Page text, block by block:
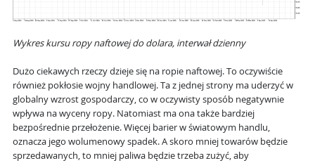
Wykres kursu ropy naftowej do dolara, interwał dzienny
Dużo ciekawych rzeczy dzieje się na ropie naftowej. To oczywiście
również pokłosie wojny handlowej. Ta z jednej strony ma uderzyć w
globalny wzrost gospodarczy, co w oczywisty sposób negatywnie
wpływa na wyceny ropy. Natomiast ma ona także bardziej
bezpośrednie przełożenie. Więcej barier w światowym handlu,
oznacza jego wolumenowy spadek. A skoro mniej towarów będzie
sprzedawanych, to mniej paliwa będzie trzeba zużyć, aby